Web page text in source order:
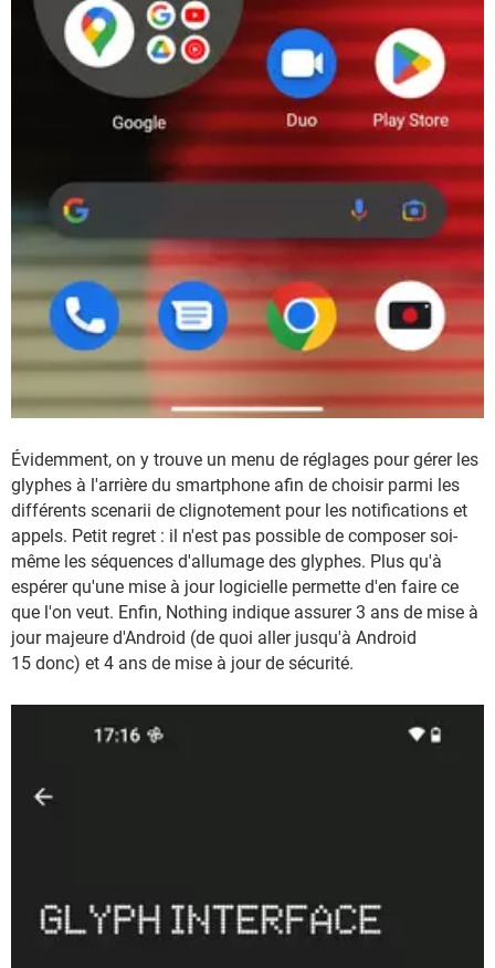
Évidemment, on y trouve un menu de réglages pour gérer les
glyphes à l'arrière du smartphone afin de choisir parmi les
différents scenarii de clignotement pour les notifications et
appels. Petit regret : il n'est pas possible de composer soi-
même les séquences d'allumage des glyphes. Plus qu'à
espérer qu'une mise à jour logicielle permette d'en faire ce
que l'on veut. Enfin, Nothing indique assurer 3 ans de mise à
jour majeure d'Android (de quoi aller jusqu'à Android
15 donc) et 4 ans de mise à jour de sécurité.